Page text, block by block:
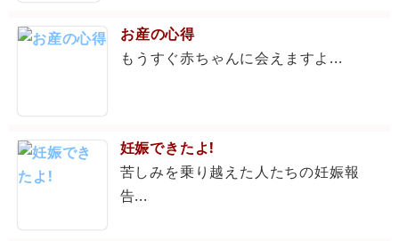
お産の心得
もうすぐ赤ちゃんに会えますよ...
妊娠できたよ!
苦しみを乗り越えた人たちの妊娠報
告...